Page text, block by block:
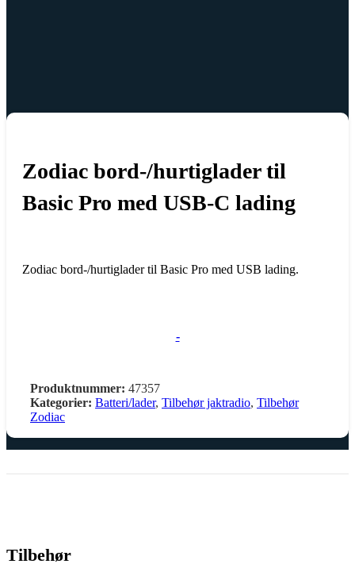
Zodiac bord-/hurtiglader til
Basic Pro med USB-C lading
Zodiac bord-/hurtiglader til Basic Pro med USB lading.
-
Produktnummer: 47357
Kategorier: Batteri/lader, Tilbehør jaktradio, Tilbehør
Zodiac
Tilbehør